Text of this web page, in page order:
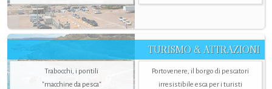
TURISMO & ATTRAZIONI
Trabocchi, i pontili
"macchine da pesca"
Portovenere, il borgo di pescatori
irresistibile esca per i turisti